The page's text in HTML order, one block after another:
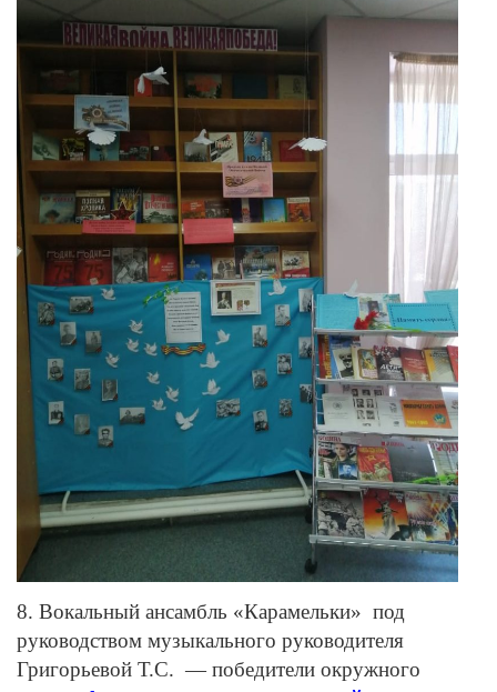
8. Вокальный ансамбль «Карамельки» под
руководством музыкального руководителя
Григорьевой Т.С. — победители окружного